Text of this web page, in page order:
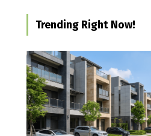
Trending Right Now!